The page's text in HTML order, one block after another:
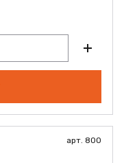
арт. 800